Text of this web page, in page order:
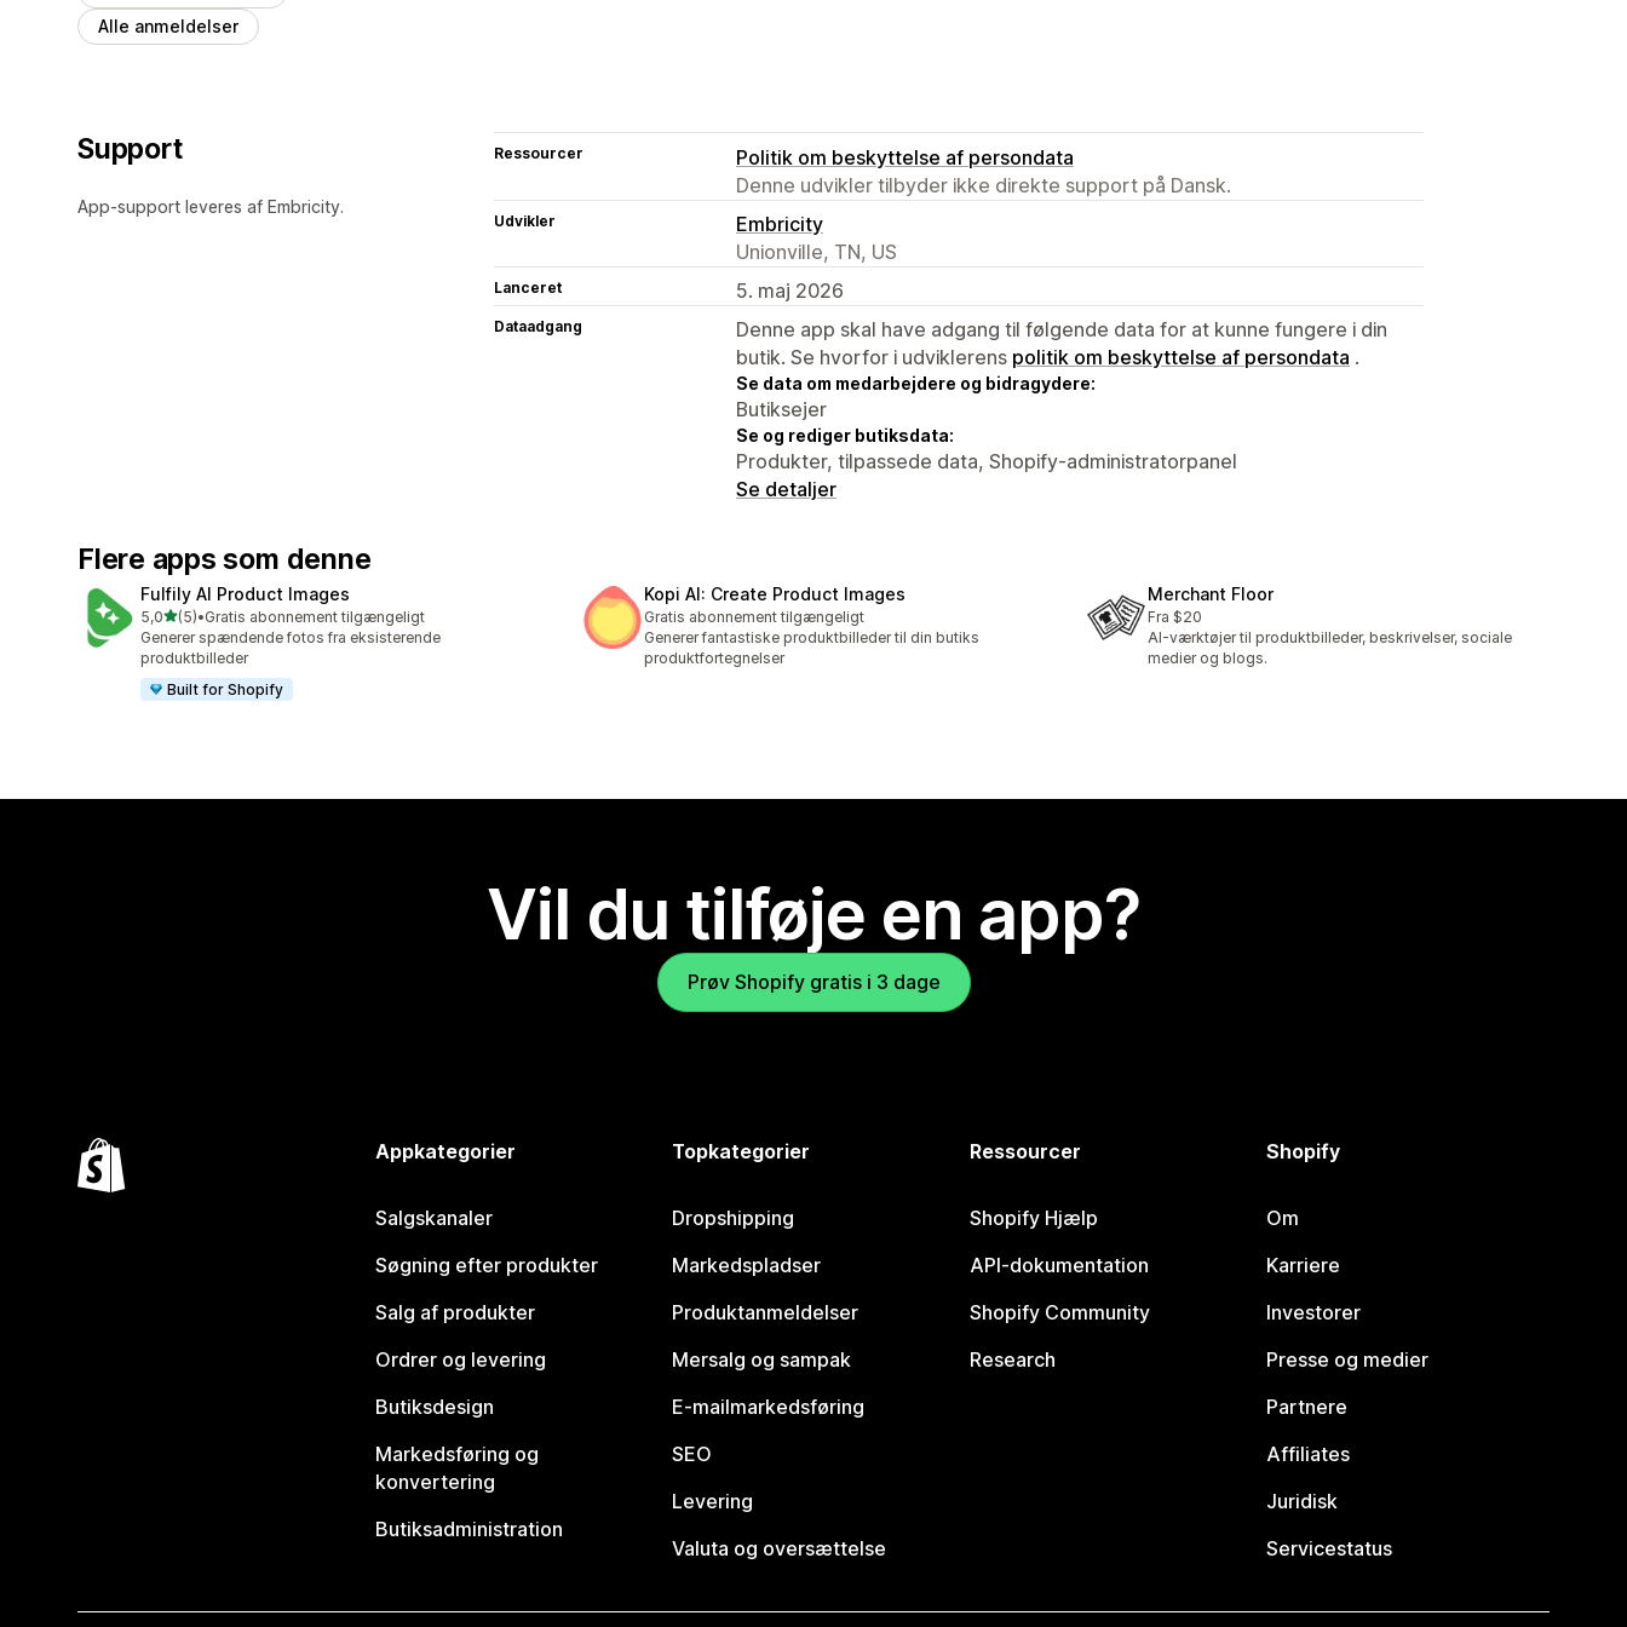
Alle anmeldelser
Support
App-support leveres af Embricity.
Ressourcer
Politik om beskyttelse af persondata
Denne udvikler tilbyder ikke direkte support på Dansk.
Udvikler
Embricity
Unionville, TN, US
Lanceret 5. maj 2026
Dataadgang
Denne app skal have adgang til følgende data for at kunne fungere i din
butik. Se hvorfor i udviklerens politik om beskyttelse af persondata .
Se data om medarbejdere og bidragydere:
Butiksejer
Se og rediger butiksdata:
Produkter, tilpassede data, Shopify-administratorpanel
Se detaljer
Flere apps som denne
Fulfily AI Product Images
5,0ud af 5 stjerner
(5)
5 anmeldelser i alt
•Gratis abonnement tilgængeligt
Generer spændende fotos fra eksisterende
produktbilleder
Built for Shopify
Kopi AI: Create Product Images
Gratis abonnement tilgængeligt
Generer fantastiske produktbilleder til din butiks
produktfortegnelser
Merchant Floor
Fra $20
AI-værktøjer til produktbilleder, beskrivelser, sociale
medier og blogs.
Vil du tilføje en app?
Prøv Shopify gratis i 3 dage
Appkategorier
Salgskanaler
Søgning efter produkter
Salg af produkter
Ordrer og levering
Butiksdesign
Markedsføring og
konvertering
Butiksadministration
Topkategorier
Dropshipping
Markedspladser
Produktanmeldelser
Mersalg og sampak
E-mailmarkedsføring
SEO
Levering
Valuta og oversættelse
Ressourcer
Shopify Hjælp
API-dokumentation
Shopify Community
Research
Shopify
Om
Karriere
Investorer
Presse og medier
Partnere
Affiliates
Juridisk
Servicestatus